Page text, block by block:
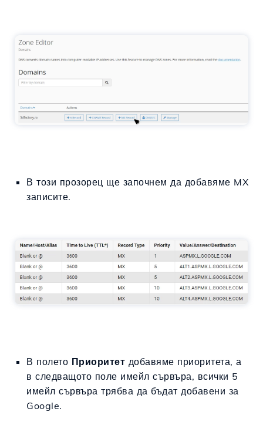
В този прозорец ще започнем да добавяме MX
записите.
В полето Приоритет добавяме приоритета, а
в следващото поле имейл сървъра, всички 5
имейл сървъра трябва да бъдат добавени за
Google.